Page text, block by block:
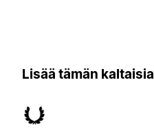
Lisää tämän kaltaisia